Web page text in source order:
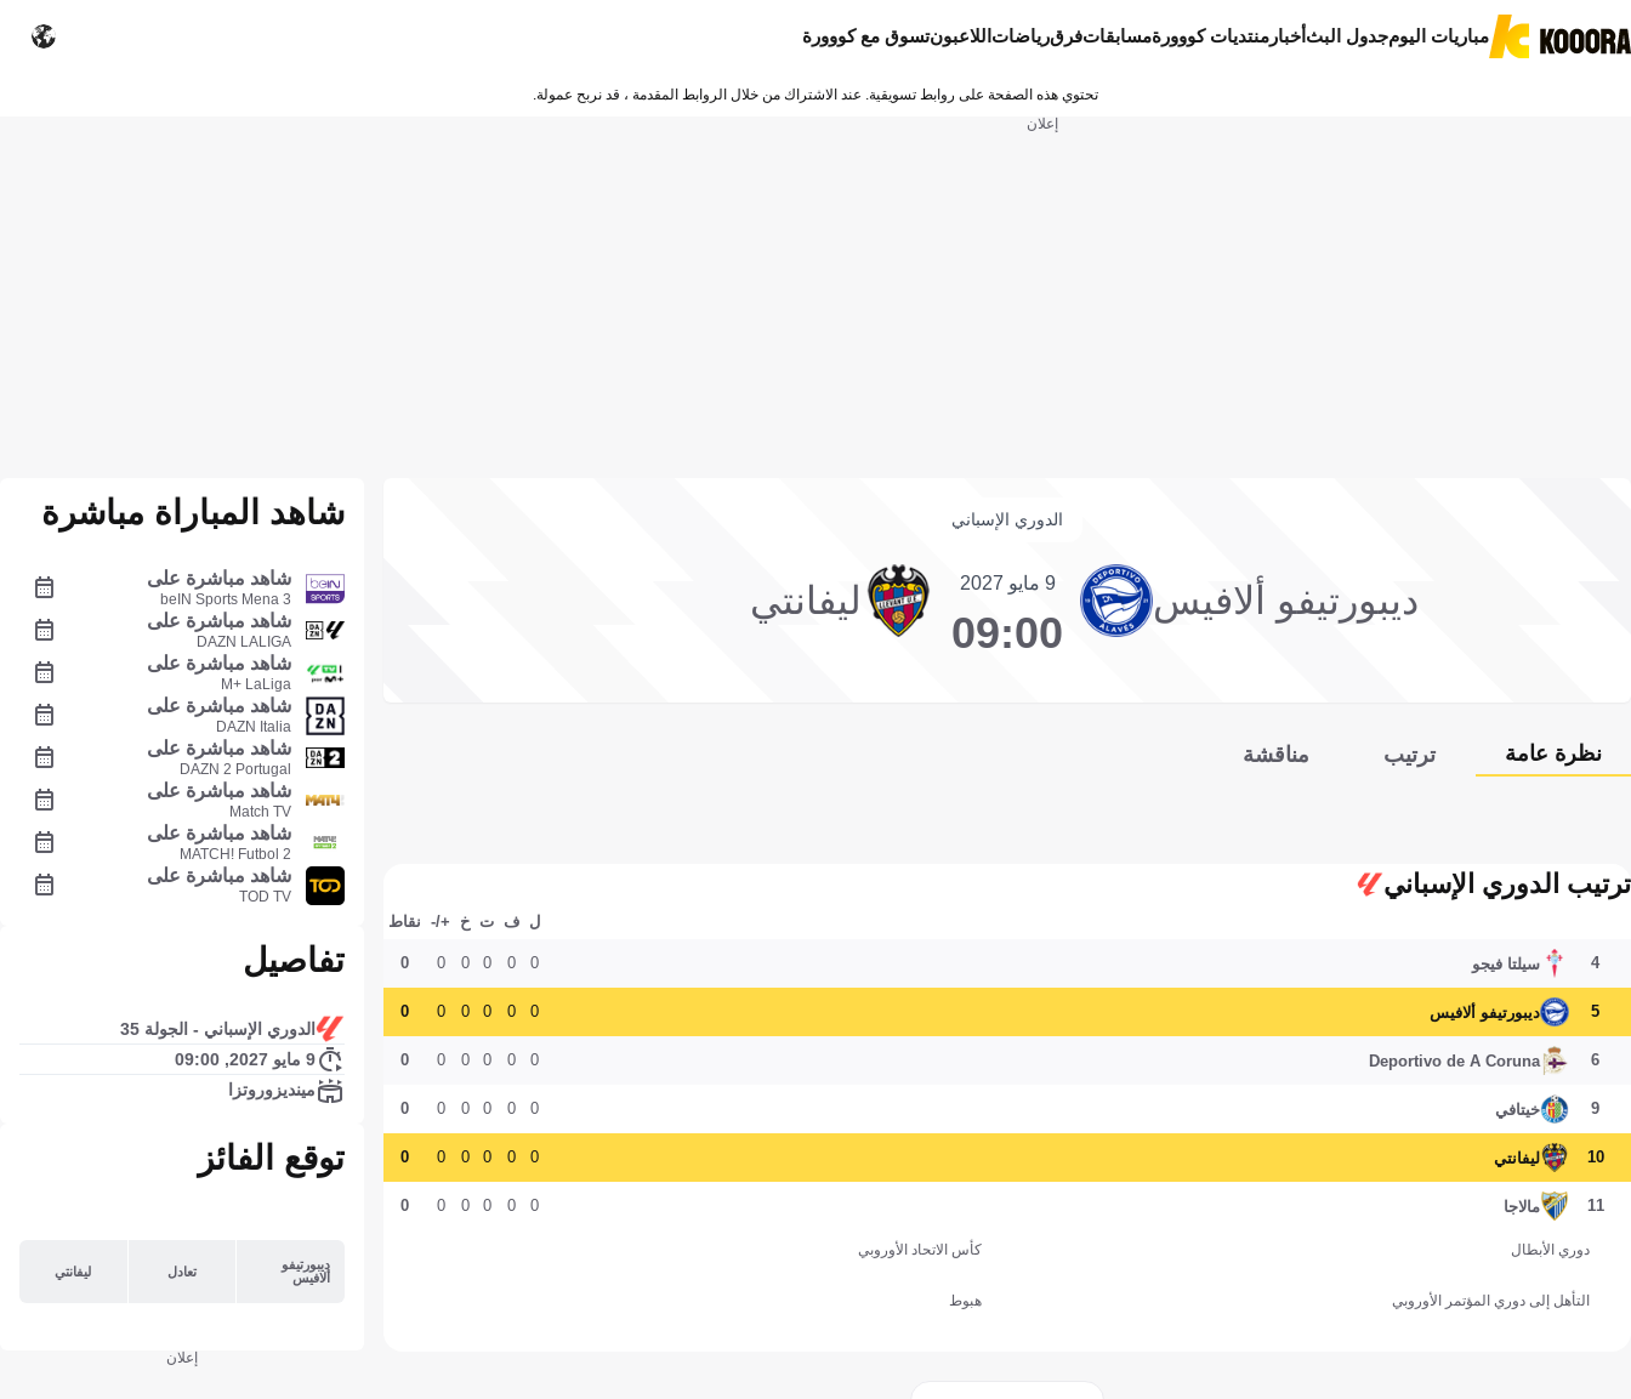
مباريات اليومجدول البثأخبار منتديات كووورةمسابقاتفرقرياضات اللاعبونتسوق مع كووورة
تحتوي هذه الصفحة على روابط تسويقية. عند الاشتراك من خلال الروابط المقدمة ، قد نربح عمولة.
إعلان
الدوري الإسباني
ديبورتيفو ألافيس 9 مايو 2027
09:00
ليفانتي
نظرة عامة ترتيب مناقشة
ترتيب الدوري الإسباني
ل ف ت خ +/- نقاط
4 سيلتا فيجو 0
0
0
0
0
0
5 ديبورتيفو ألافيس 0
0
0
0
0
0
6
Deportivo de A Coruna
0
0
0
0
0
0
9 خيتافي 0
0
0
0
0
0
10 ليفانتي 0
0
0
0
0
0
11 مالاجا 0
0
0
0
0
0
دوري الأبطال كأس الاتحاد الأوروبي
التأهل إلى دوري المؤتمر الأوروبي هبوط
شاهد المباراة مباشرة
شاهد مباشرة على
beIN Sports Mena 3
شاهد مباشرة على
DAZN LALIGA
شاهد مباشرة على
M+ LaLiga
شاهد مباشرة على
DAZN Italia
شاهد مباشرة على
DAZN 2 Portugal
شاهد مباشرة على
Match TV
شاهد مباشرة على
MATCH! Futbol 2
شاهد مباشرة على
TOD TV
تفاصيل
الدوري الإسباني - الجولة 35
9 مايو 2027, 09:00
مينديزوروتزا
توقع الفائز
ديبورتيفو
ألافيس
تعادل ليفانتي
إعلان